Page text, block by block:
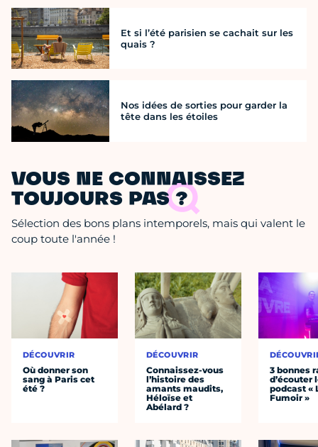
Et si l’été parisien se cachait sur les
quais ?
Nos idées de sorties pour garder la
tête dans les étoiles
VOUS NE CONNAISSEZ
TOUJOURS PAS ?
Sélection des bons plans intemporels, mais qui valent le
coup toute l'année !
DÉCOUVRIR
Où donner son
sang à Paris cet
été ?
DÉCOUVRIR
Connaissez-vous
l’histoire des
amants maudits,
Héloïse et
Abélard ?
3 bonnes
d’écouter
podcast «
Fumoir »